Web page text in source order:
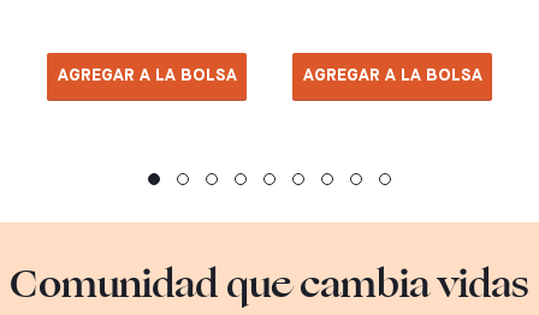
AGREGAR A LA BOLSA AGREGAR A LA BOLSA
Comunidad que cambia vidas